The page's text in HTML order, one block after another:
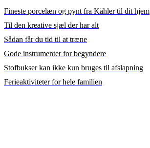
Fineste porcelæn og pynt fra Kähler til dit hjem
Til den kreative sjæl der har alt
Sådan får du tid til at træne
Gode instrumenter for begyndere
Stofbukser kan ikke kun bruges til afslapning
Ferieaktiviteter for hele familien